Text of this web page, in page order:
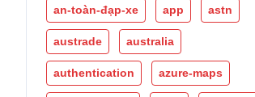
an-toàn-đạp-xe app astn
austrade australia
authentication azure-maps